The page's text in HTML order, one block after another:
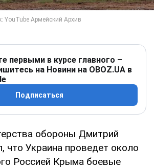
первыми в курсе главного –
на Новини на OBOZ.UA в
Подписаться
обороны Дмитрий
что Украина проведет около
Россией Крыма боевые